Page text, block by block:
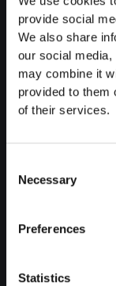
provide social
We also share
our social
may combine it
provided to them
of their services.
Selection
Necessary
Preferences
Statistics
AVVIARE
Costituire una
Costituire una Sagl
Costituire
MODIFICARE